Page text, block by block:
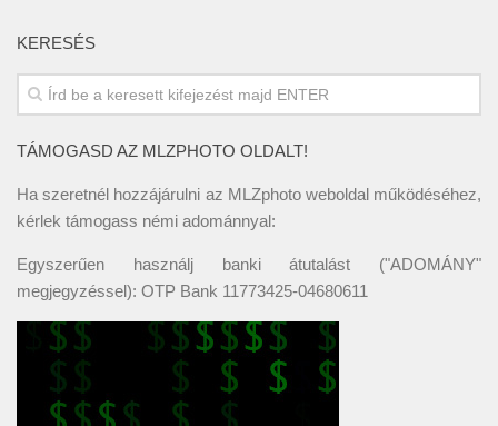
KERESÉS
TÁMOGASD AZ MLZPHOTO OLDALT!
Ha szeretnél hozzájárulni az MLZphoto weboldal működéséhez,
kérlek támogass némi adománnyal:
Egyszerűen használj banki átutalást ("ADOMÁNY"
megjegyzéssel): OTP Bank 11773425-04680611